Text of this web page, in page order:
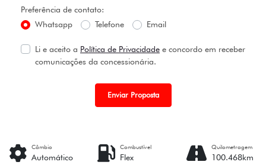
Preferência de contato:
Whatsapp
Telefone Email
Li e aceito a Política de Privacidade e concordo em receber
comunicações da concessionária.
Enviar Proposta
Câmbio
Automático
Combustível
Flex
Quilometragem
100.468km